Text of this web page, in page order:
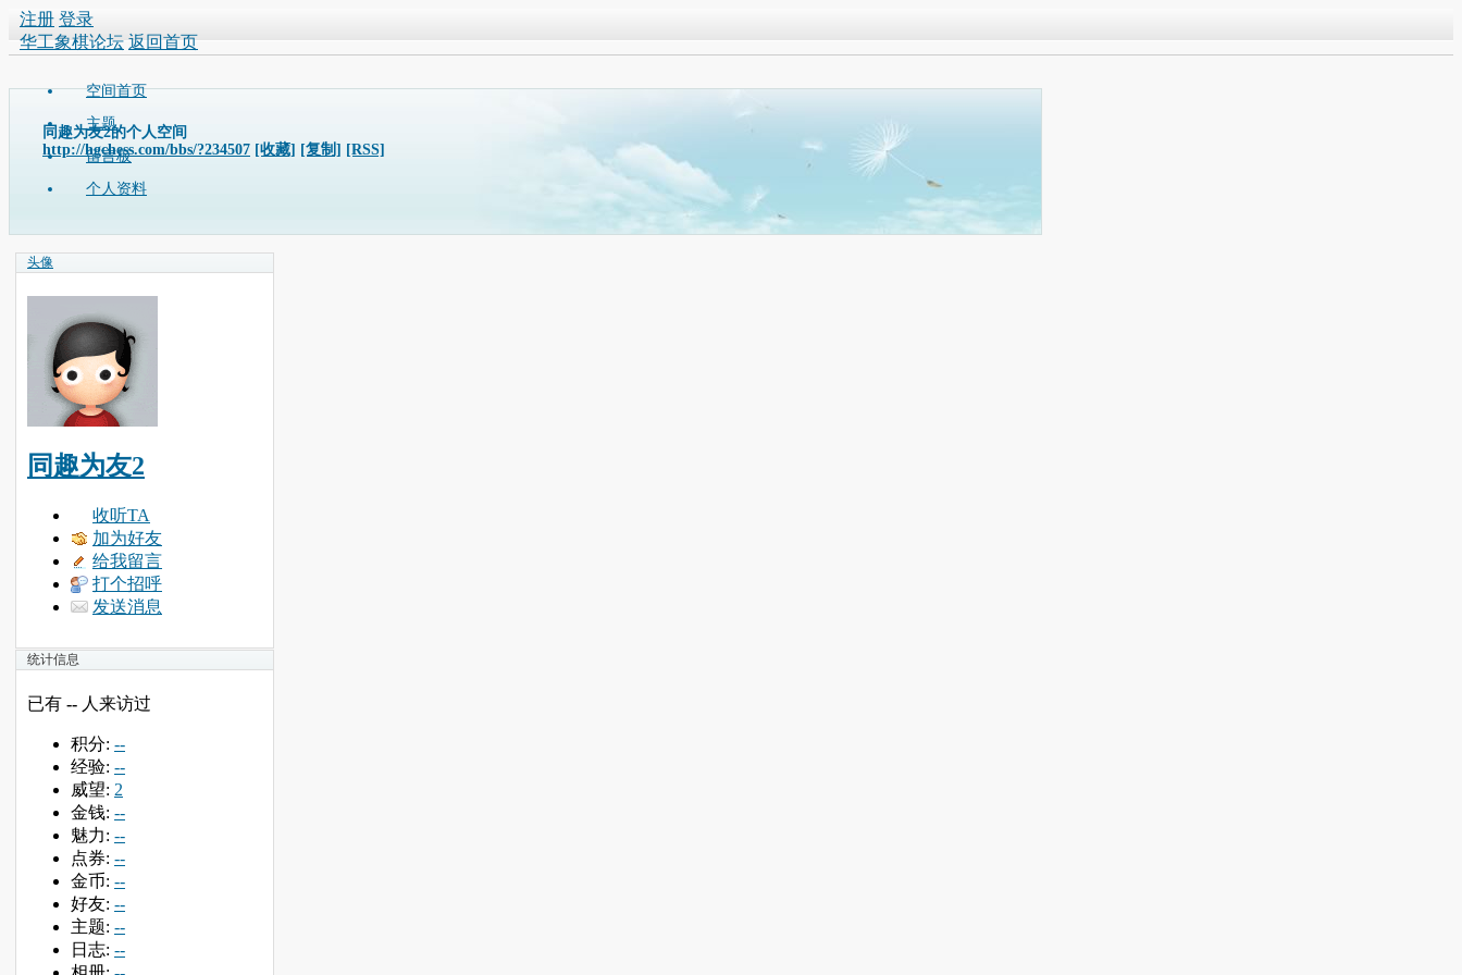
注册 登录
华工象棋论坛 返回首页
同趣为友2的个人空间
http://hgchess.com/bbs/?234507 [收藏] [复制] [RSS]
空间首页
主题
留言板
个人资料
头像
同趣为友2
收听TA
加为好友
给我留言
打个招呼
发送消息
统计信息
已有 -- 人来访过
积分: --
经验: --
威望: 2
金钱: --
魅力: --
点券: --
金币: --
好友: --
主题: --
日志: --